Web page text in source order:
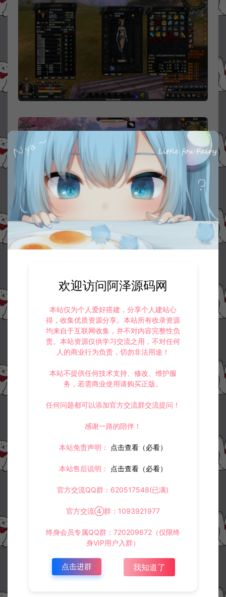
欢迎访问阿泽源码网
本站仅为个人爱好搭建，分享个人建站心
得，收集优质资源分享。本站所有收录资源
均来自于互联网收集，并不对内容完整性负
责。本站资源仅供学习交流之用，不对任何
人的商业行为负责，切勿非法用途！
本站不提供任何技术支持、修改、维护服
务，若需商业使用请购买正版。
任何问题都可以添加官方交流群交流提问！
感谢一路的陪伴！
本站免责声明： 点击查看（必看）
本站售后说明： 点击查看（必看）
官方交流QQ群：620517548(已满)
官方交流④群：1093921977
终身会员专属QQ群：720209672（仅限终
身VIP用户入群）
点击进群 我知道了